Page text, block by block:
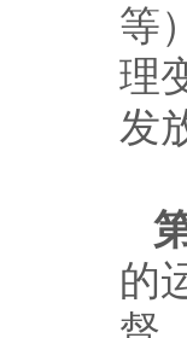
等
理
发
的